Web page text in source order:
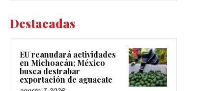
Destacadas
EU reanudará actividades
en Michoacán; México
busca destrabar
exportación de aguacate